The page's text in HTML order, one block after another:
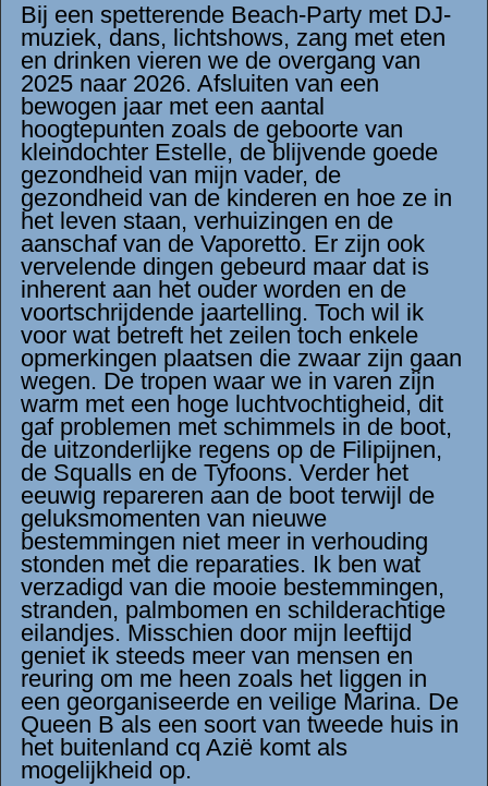
Bij een spetterende Beach-Party met DJ-
muziek, dans, lichtshows, zang met eten
en drinken vieren we de overgang van
2025 naar 2026. Afsluiten van een
bewogen jaar met een aantal
hoogtepunten zoals de geboorte van
kleindochter Estelle, de blijvende goede
gezondheid van mijn vader, de
gezondheid van de kinderen en hoe ze in
het leven staan, verhuizingen en de
aanschaf van de Vaporetto. Er zijn ook
vervelende dingen gebeurd maar dat is
inherent aan het ouder worden en de
voortschrijdende jaartelling. Toch wil ik
voor wat betreft het zeilen toch enkele
opmerkingen plaatsen die zwaar zijn gaan
wegen. De tropen waar we in varen zijn
warm met een hoge luchtvochtigheid, dit
gaf problemen met schimmels in de boot,
de uitzonderlijke regens op de Filipijnen,
de Squalls en de Tyfoons. Verder het
eeuwig repareren aan de boot terwijl de
geluksmomenten van nieuwe
bestemmingen niet meer in verhouding
stonden met die reparaties. Ik ben wat
verzadigd van die mooie bestemmingen,
stranden, palmbomen en schilderachtige
eilandjes. Misschien door mijn leeftijd
geniet ik steeds meer van mensen en
reuring om me heen zoals het liggen in
een georganiseerde en veilige Marina. De
Queen B als een soort van tweede huis in
het buitenland cq Azië komt als
mogelijkheid op.